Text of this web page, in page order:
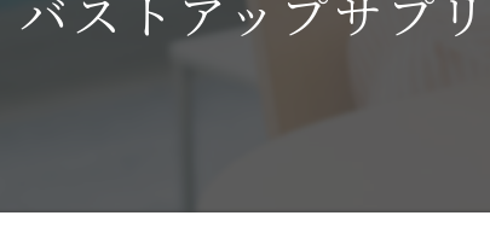
バストアップサプ